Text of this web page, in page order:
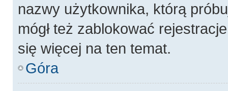
nazwy użytkownika, którą
mógł też zablokować
się więcej na ten temat.
Góra